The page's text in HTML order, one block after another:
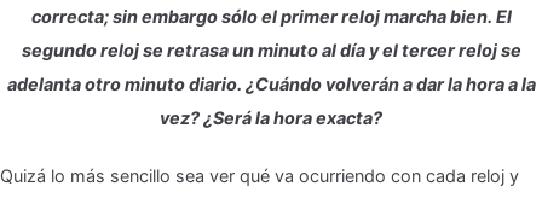
correcta; sin embargo sólo el primer reloj marcha bien. El
segundo reloj se retrasa un minuto al día y el tercer reloj se
adelanta otro minuto diario. ¿Cuándo volverán a dar la hora a la
vez? ¿Será la hora exacta?
Quizá lo más sencillo sea ver qué va ocurriendo con cada reloj y